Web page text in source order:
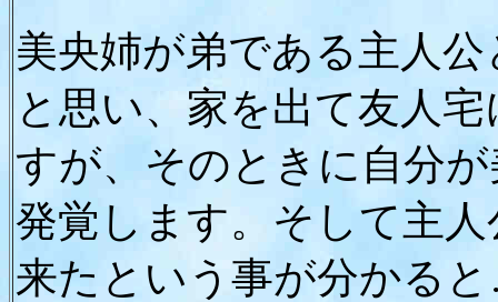
美央姉が弟である主人
と思い、家を出て友人
すが、そのときに自分
発覚します。そして主
来たという事が分かる